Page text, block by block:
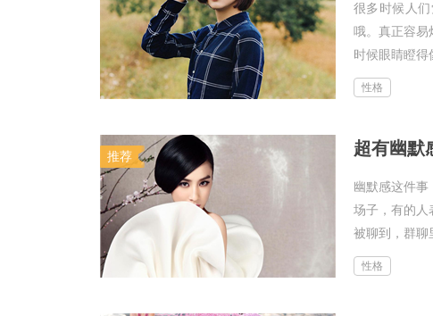
很多时候人
哦。真正容易
时候眼睛瞪得
性格
推荐 超有幽默
幽默感这件
场子，有的人
被聊到，群聊
性格